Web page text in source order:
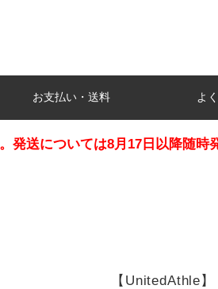
お支払い・送料 よ
発送については8月17日以降随時
【UnitedAthle